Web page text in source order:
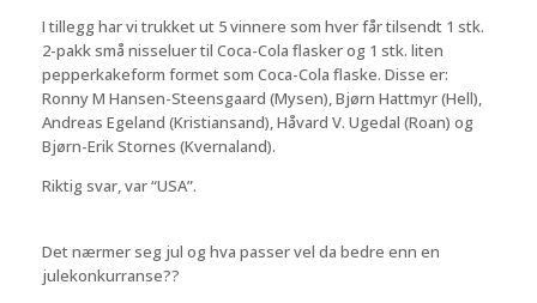
I tillegg har vi trukket ut 5 vinnere som hver får tilsendt 1 stk.
2-pakk små nisseluer til Coca-Cola flasker og 1 stk. liten
pepperkakeform formet som Coca-Cola flaske. Disse er:
Ronny M Hansen-Steensgaard (Mysen), Bjørn Hattmyr (Hell),
Andreas Egeland (Kristiansand), Håvard V. Ugedal (Roan) og
Bjørn-Erik Stornes (Kvernaland).
Riktig svar, var “USA”.
Det nærmer seg jul og hva passer vel da bedre enn en
julekonkurranse??